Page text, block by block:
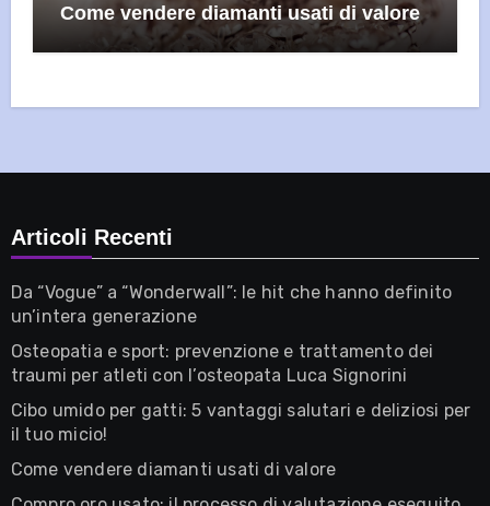
Come vendere diamanti usati di valore
Articoli Recenti
Da “Vogue” a “Wonderwall”: le hit che hanno definito
un’intera generazione
Osteopatia e sport: prevenzione e trattamento dei
traumi per atleti con l’osteopata Luca Signorini
Cibo umido per gatti: 5 vantaggi salutari e deliziosi per
il tuo micio!
Come vendere diamanti usati di valore